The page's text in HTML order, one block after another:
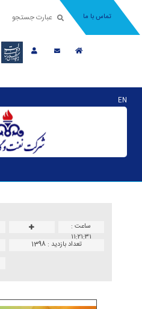
تماس با ما
EN
ساعت :
۱۱:۲۱:۳۱
تعداد بازدید :1398